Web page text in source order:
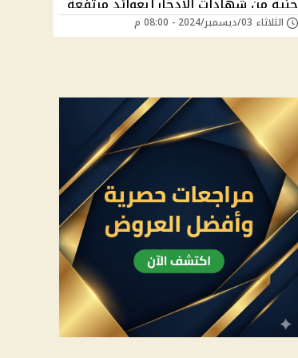
الثلاثاء 03/ديسمبر/2024 - 08:00 م